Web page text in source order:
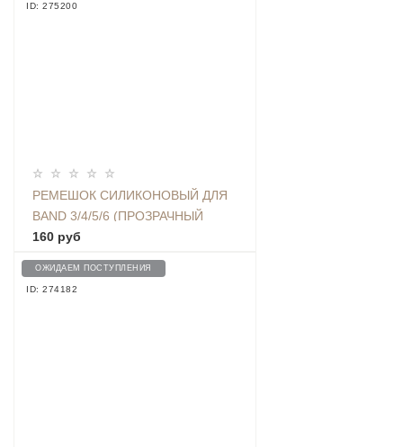
ID: 275200
РЕМЕШОК СИЛИКОНОВЫЙ ДЛЯ
BAND 3/4/5/6 (ПРОЗРАЧНЫЙ
КРАСНЫЙ)
160 руб
ОЖИДАЕМ ПОСТУПЛЕНИЯ
ID: 274182